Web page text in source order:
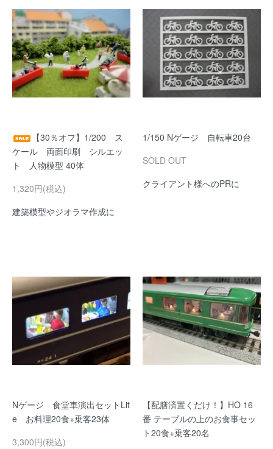
【30％オフ】1/200 ス
ケール 両面印刷 シルエッ
ト 人物模型 40体
1,320円(税込)
建築模型やジオラマ作成に
1/150 Nゲージ 自転車20台
SOLD OUT
クライアント様へのPRに
Nゲージ 食堂車演出セットLit
e お料理20食+乗客23体
3,300円(税込)
【配膳済置くだけ！】HO 16
番 テーブルの上のお食事セッ
ト20食+乗客20名